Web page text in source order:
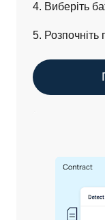
4. Виберіть
5. Розпочніть